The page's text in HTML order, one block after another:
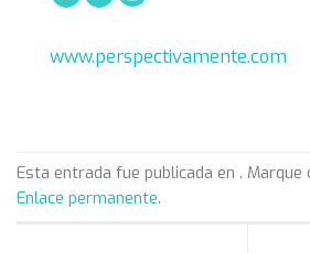
www.perspectivamente.com
Esta entrada fue publicada en .
Enlace permanente.